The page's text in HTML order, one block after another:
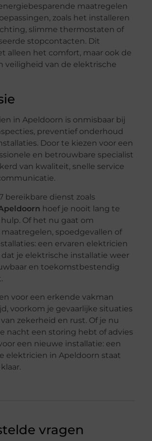
maatregelen
zoals het installeren
slimme thermostaten of
stopcontacten. Dit
alleen het comfort, maar ook de
veiligheid van de elektrische
in Apeldoorn is onmisbaar bij
preventief onderhoud
Door te kiezen voor een
en betrouwbare specialist
van kwaliteit, snelle service
bereikbare dienst zoals
hoef je nooit lang te
Of het nu gaat om
spoedgevallen of
een ervaren elektricien
je elektrische installatie weer
en toekomstbestendig
voor een erkende vakman
voorkom je gevaarlijke situaties
zekerheid en rust. Of je nu
nacht een storing hebt of advies
een nieuwe installatie: een
elektricien in Apeldoorn staat
vragen